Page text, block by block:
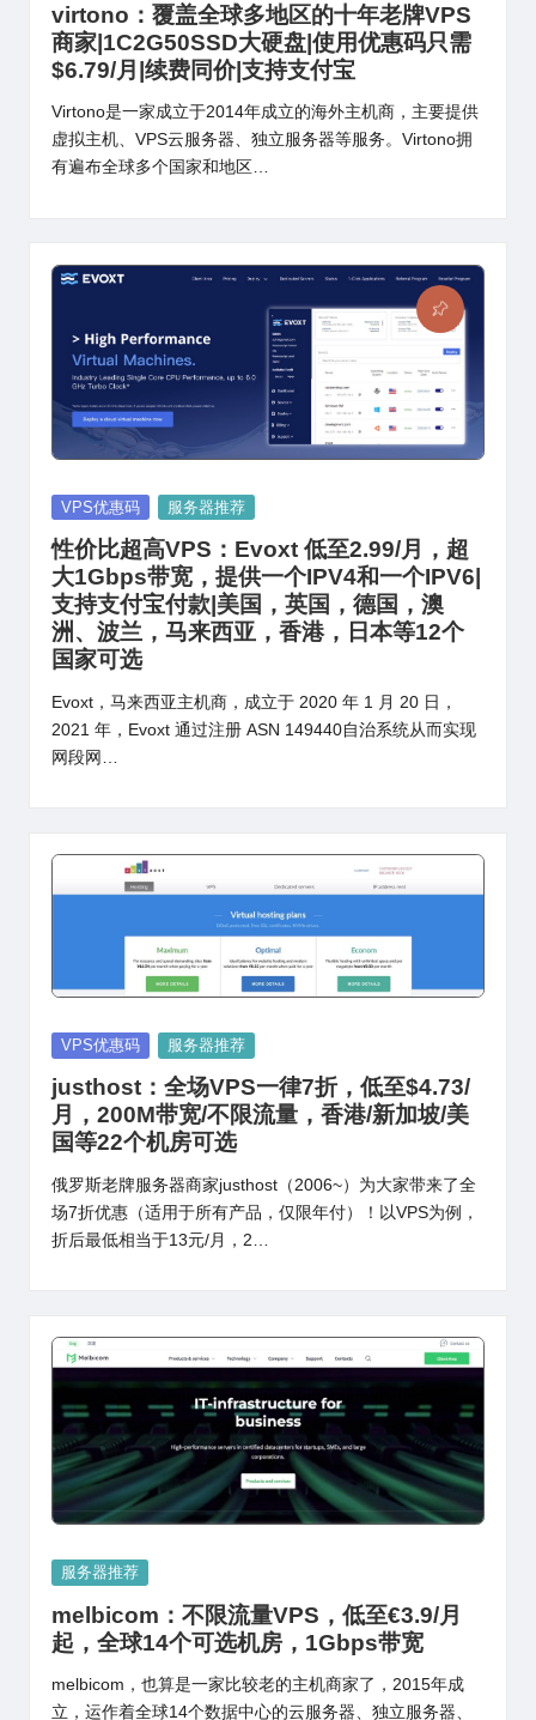
virtono：覆盖全球多地区的十年老牌VPS
商家|1C2G50SSD大硬盘|使用优惠码只需
$6.79/月|续费同价|支持支付宝
Virtono是一家成立于2014年成立的海外主机商，主要提供
虚拟主机、VPS云服务器、独立服务器等服务。Virtono拥
有遍布全球多个国家和地区…
Posted
VPS优惠码 服务器推荐
性价比超高VPS：Evoxt 低至2.99/月，超
大1Gbps带宽，提供一个IPV4和一个IPV6|
支持支付宝付款|美国，英国，德国，澳
洲、波兰，马来西亚，香港，日本等12个
国家可选
Evoxt，马来西亚主机商，成立于 2020 年 1 月 20 日，
2021 年，Evoxt 通过注册 ASN 149440自治系统从而实现
网段网…
Posted
VPS优惠码 服务器推荐
justhost：全场VPS一律7折，低至$4.73/
月，200M带宽/不限流量，香港/新加坡/美
国等22个机房可选
俄罗斯老牌服务器商家justhost（2006~）为大家带来了全
场7折优惠（适用于所有产品，仅限年付）！以VPS为例，
折后最低相当于13元/月，2…
Posted
服务器推荐
melbicom：不限流量VPS，低至€3.9/月
起，全球14个可选机房，1Gbps带宽
melbicom，也算是一家比较老的主机商家了，2015年成
立，运作着全球14个数据中心的云服务器、独立服务器、